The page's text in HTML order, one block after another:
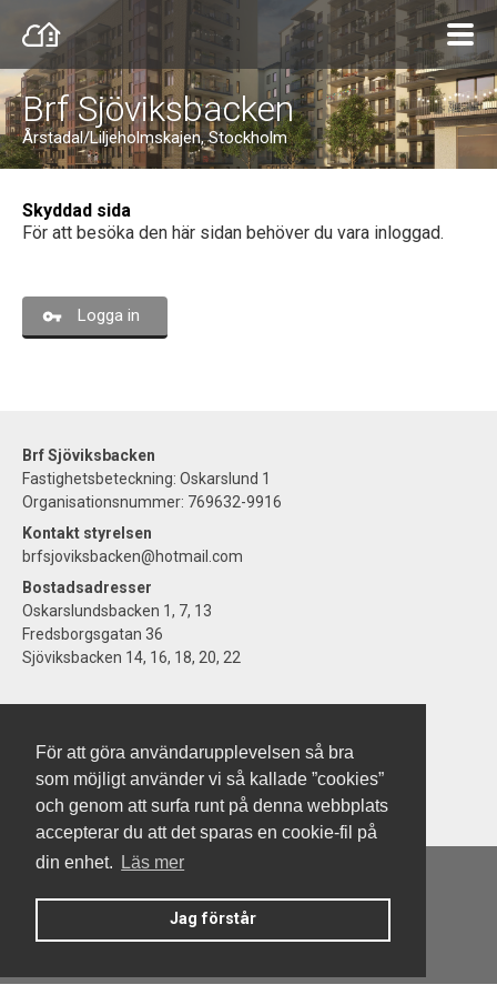
För att göra användarupplevelsen så bra
som möjligt använder vi så kallade ”cookies”
och genom att surfa runt på denna webbplats
accepterar du att det sparas en cookie-fil på
din enhet.
Läs mer
Jag förstår
Brf Sjöviksbacken
Årstadal/Liljeholmskajen, Stockholm
Skyddad sida
För att besöka den här sidan behöver du vara inloggad.
Logga in
Brf Sjöviksbacken
Fastighetsbeteckning: Oskarslund 1
Organisationsnummer: 769632-9916
Kontakt styrelsen
brfsjoviksbacken@hotmail.com
Bostadsadresser
Oskarslundsbacken 1, 7, 13
Fredsborgsgatan 36
Sjöviksbacken 14, 16, 18, 20, 22
Denna hemsida är byggd med Smart Brf ®